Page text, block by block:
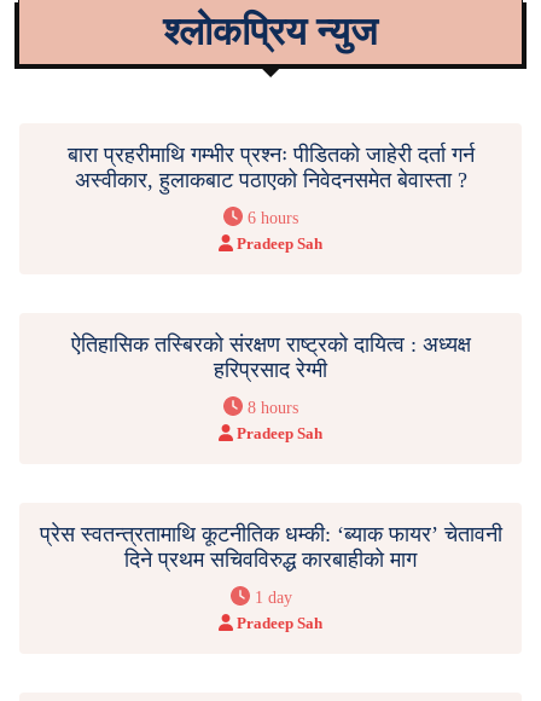
श्लोकप्रिय न्युज
बारा प्रहरीमाथि गम्भीर प्रश्नः पीडितको जाहेरी दर्ता गर्न
अस्वीकार, हुलाकबाट पठाएको निवेदनसमेत बेवास्ता ?
6 hours
Pradeep Sah
ऐतिहासिक तस्बिरको संरक्षण राष्ट्रको दायित्व : अध्यक्ष
हरिप्रसाद रेग्मी
8 hours
Pradeep Sah
प्रेस स्वतन्त्रतामाथि कूटनीतिक धम्की: ‘ब्याक फायर’ चेतावनी
दिने प्रथम सचिवविरुद्ध कारबाहीको माग
1 day
Pradeep Sah